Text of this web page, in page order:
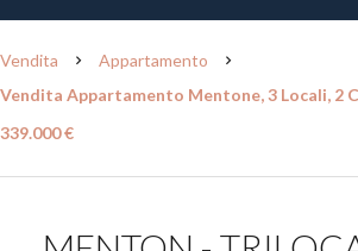
Vendita
Appartamento
Vendita Appartamento Mentone, 3 Locali, 2
339.000 €